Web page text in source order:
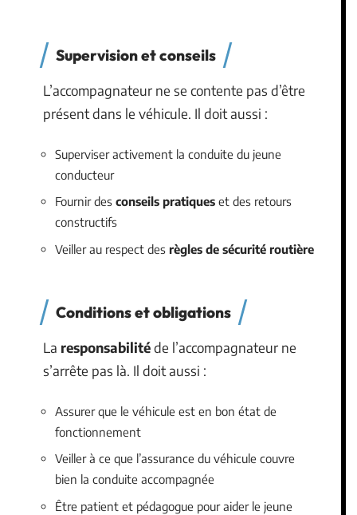
Supervision et conseils
L’accompagnateur ne se contente pas d’être
présent dans le véhicule. Il doit aussi :
Superviser activement la conduite du jeune
conducteur
Fournir des conseils pratiques et des retours
constructifs
Veiller au respect des règles de sécurité routière
Conditions et obligations
La responsabilitéde l’accompagnateur ne
s’arrête pas là. Il doit aussi :
Assurer que le véhicule est en bon état de
fonctionnement
Veiller à ce que l’assurance du véhicule couvre
bien la conduite accompagnée
Être patient et pédagogue pour aider le jeune